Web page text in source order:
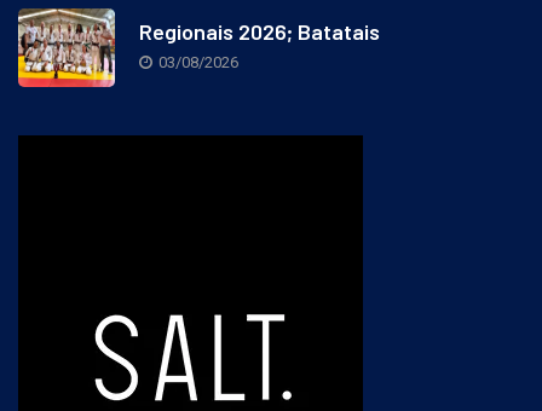
Regionais 2026; Batatais
03/08/2026